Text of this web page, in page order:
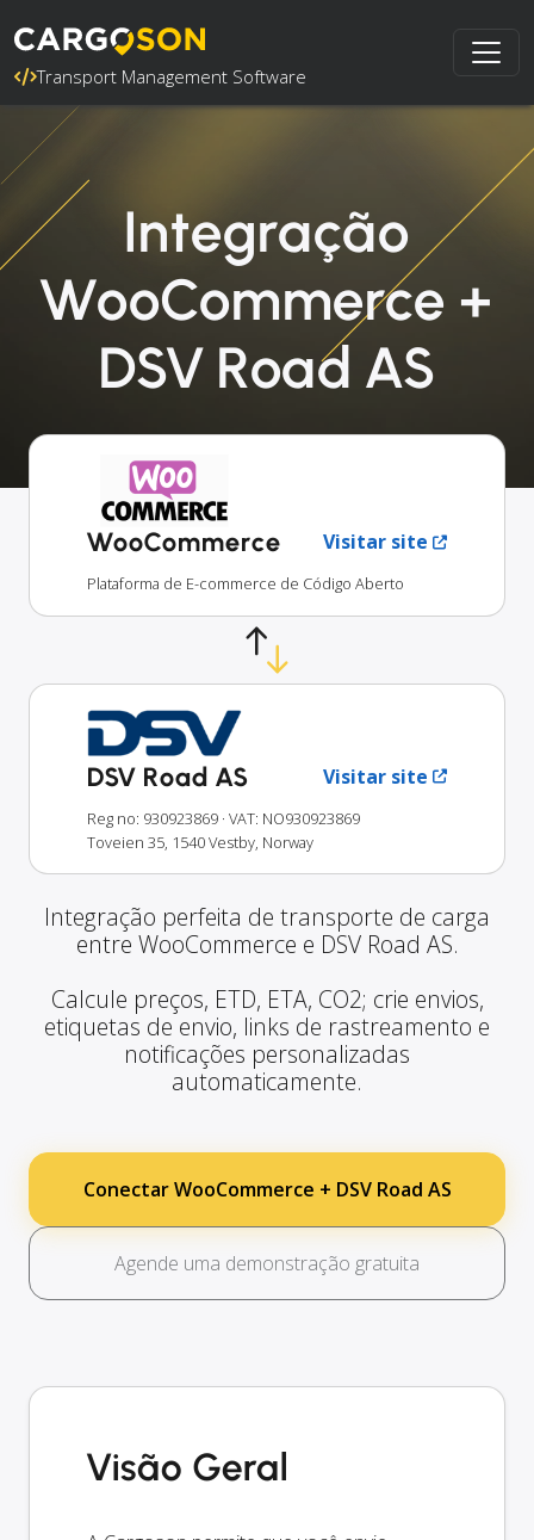
Transport Management Software
Integração
WooCommerce +
DSV Road AS
WooCommerce Visitar site
Plataforma de E-commerce de Código Aberto
DSV Road AS Visitar site
Reg no: 930923869 · VAT: NO930923869
Toveien 35, 1540 Vestby, Norway
Integração perfeita de transporte de carga
entre WooCommerce e DSV Road AS.
Calcule preços, ETD, ETA, CO2; crie envios,
etiquetas de envio, links de rastreamento e
notificações personalizadas
automaticamente.
Conectar WooCommerce + DSV Road AS
Agende uma demonstração gratuita
Visão Geral